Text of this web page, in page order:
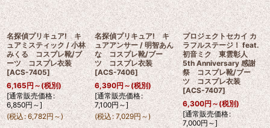
名探偵プリキュア! キ
ュアミスティック / 小林
みくる コスプレ靴/ブ
ーツ コスプレ衣装
[ACS-7405]
6,165円～(税別)
[通常販売価格:
6,850円 ～]
(税込: 6,782円～)
名探偵プリキュア! キ
ュアアンサー / 明智あん
な コスプレ靴/ブー
ツ コスプレ衣装
[ACS-7406]
6,390円～(税別)
[通常販売価格:
7,100円～]
(税込: 7,029円～)
プロジェクトセカイ カ
ラフルステージ！ feat.
初音ミク 東雲彰人
5th Anniversary 感謝
祭 コスプレ靴/ブー
ツ コスプレ衣装
[ACS-7407]
6,300円～(税別)
[通常販売価格:
7,000円 ～]